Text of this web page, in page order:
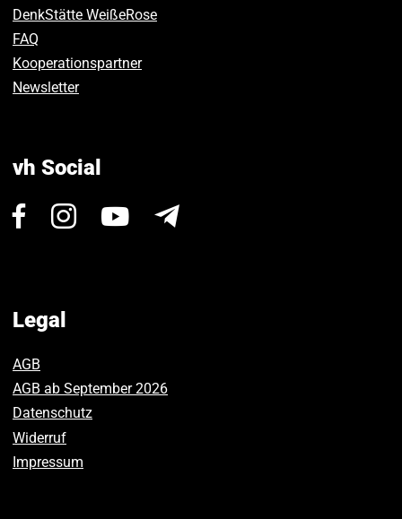
DenkStätte WeißeRose
FAQ
Kooperationspartner
Newsletter
vh Social
Visit Visit
Visit
Legal
AGB
AGB ab September 2026
Datenschutz
Widerruf
Impressum